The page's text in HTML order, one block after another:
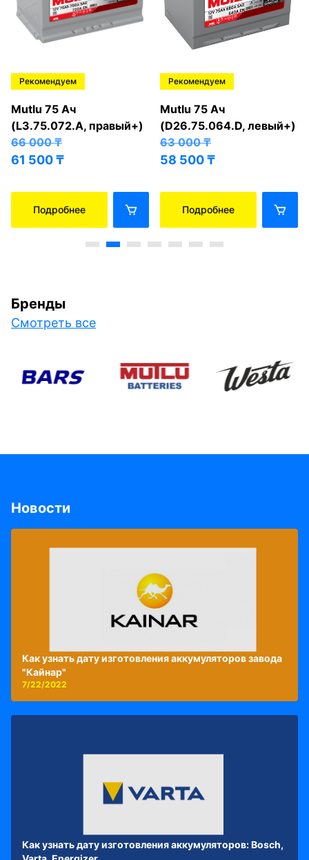
Рекомендуем
Mutlu 75 Ач
(L3.75.072.A, правый+)
66 000₸
61 500₸
Подробнее
Рекомендуем
Mutlu 75 Ач
(D26.75.064.D, левый+)
63 000₸
58 500₸
Подробнее
Бренды
Смотреть все
Новости
Как узнать дату изготовления аккумуляторов завода
"Кайнар"
7/22/2022
Как узнать дату изготовления аккумуляторов: Bosch,